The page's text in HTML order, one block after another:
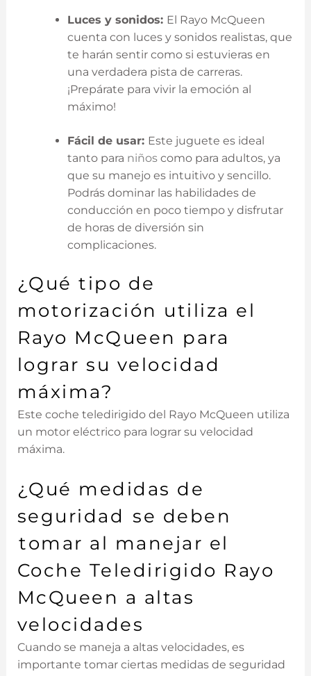
Luces y sonidos: El Rayo McQueen
⁢cuenta con‍ luces y sonidos realistas, que
te harán sentir como si estuvieras en
una verdadera⁤ pista de carreras.
¡Prepárate para vivir la emoción al
máximo!
Fácil de usar: Este juguete es ideal
tanto para niñoscomo para ⁤adultos,⁢ ya
que su manejo es intuitivo y sencillo.
Podrás dominar las habilidades de
conducción en poco tiempo y disfrutar
de horas de diversión sin
complicaciones.
¿Qué tipo de
motorización utiliza el
‌Rayo McQueen para
lograr su velocidad
máxima?
Este coche teledirigido del Rayo McQueen utiliza
un motor⁤ eléctrico para lograr su velocidad
máxima.
¿Qué ‍medidas de
seguridad ⁤se deben
⁣tomar al manejar el
Coche‌ Teledirigido Rayo
McQueen a altas
velocidades
Cuando se maneja‍ a altas velocidades, ⁢es
importante tomar ciertas medidas de seguridad